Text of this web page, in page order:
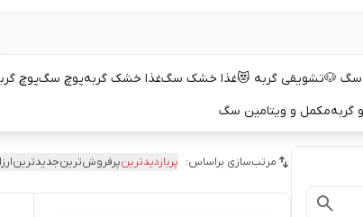
سگ 🐶تشویقی گربه 😻غذا خشک سگغذا خشک گربهپوچ سگپوچ
گربهمکمل و ویتامین سگ
مرتب‌سازی براساس: پربازدیدترینپرفروش‌ترینجدیدترین